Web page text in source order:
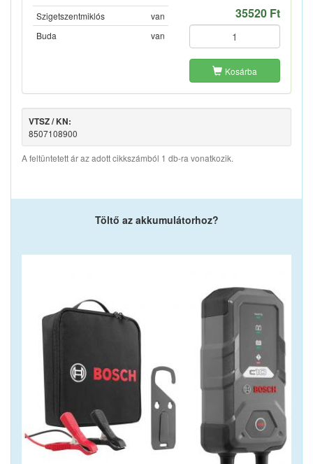
Szigetszentmiklós
van
Buda
van
35520 Ft
Kosárba
VTSZ / KN:
8507108900
A feltüntetett ár az adott cikkszámból 1 db-ra vonatkozik.
Töltő az akkumulátorhoz?